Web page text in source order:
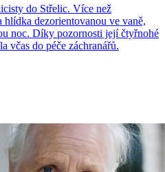
do Střelic. Více než
hlídka dezorientovanou ve vaně,
noc. Díky pozornosti její čtyřnohé
včas do péče záchranářů.